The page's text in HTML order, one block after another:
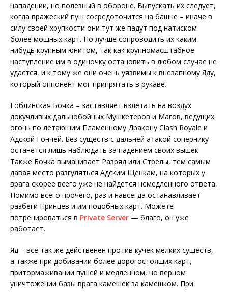
нападении, но полезный в обороне. Выпускать их следует,
когда вражеский пуш сосредоточится на башне – иначе в
силу своей хрупкости они тут же падут под натиском
более мощных карт. Но лучше сопроводить их каким-
нибудь крупным юнитом, так как крупномасштабное
наступление им в одиночку остановить в любом случае не
удастся, и к тому же они очень уязвимы к внезапному Яду,
который оппонент мог припрятать в рукаве.
Гоблинская Бочка – заставляет взлетать на воздух
докучливых дальнобойных Мушкетеров и Магов, ведущих
огонь по летающим Пламенному Дракону Clash Royale и
Адской Гончей. Без существ с дальней атакой сопернику
останется лишь наблюдать за падением своих вышек.
Также Бочка выманивает Разряд или Стрелы, тем самым
давая место разгуляться Адским Щенкам, на которых у
врага скорее всего уже не найдется немедленного ответа.
Помимо всего прочего, раз и навсегда останавливает
разбеги Принцев и им подобных карт. Можете
потренироваться в Private Server — благо, он уже
работает.
Яд – всё так же действенен против кучек мелких существ,
а также при добивании более дорогостоящих карт,
притормаживании пушей и медленном, но верном
уничтожении базы врага камешек за камешком. При